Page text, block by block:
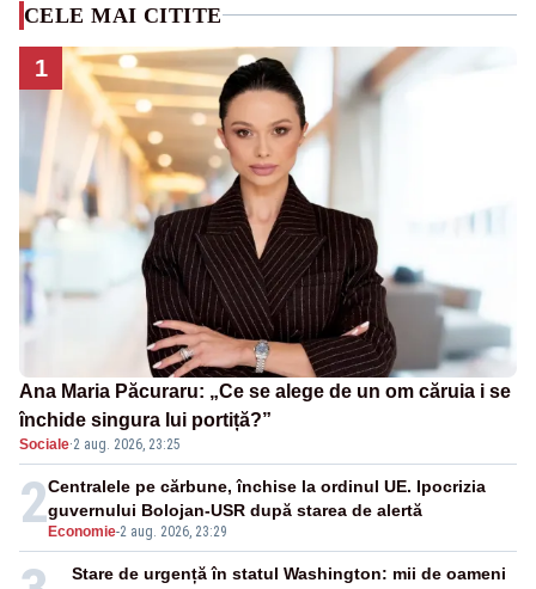
CELE MAI CITITE
1
Ana Maria Păcuraru: „Ce se alege de un om căruia i se
închide singura lui portiță?”
Sociale·2 aug. 2026, 23:25
2 Economie-2 aug. 2026, 23:29
Centralele pe cărbune, închise la ordinul UE. Ipocrizia
guvernului Bolojan-USR după starea de alertă
Stare de urgență în statul Washington: mii de oameni